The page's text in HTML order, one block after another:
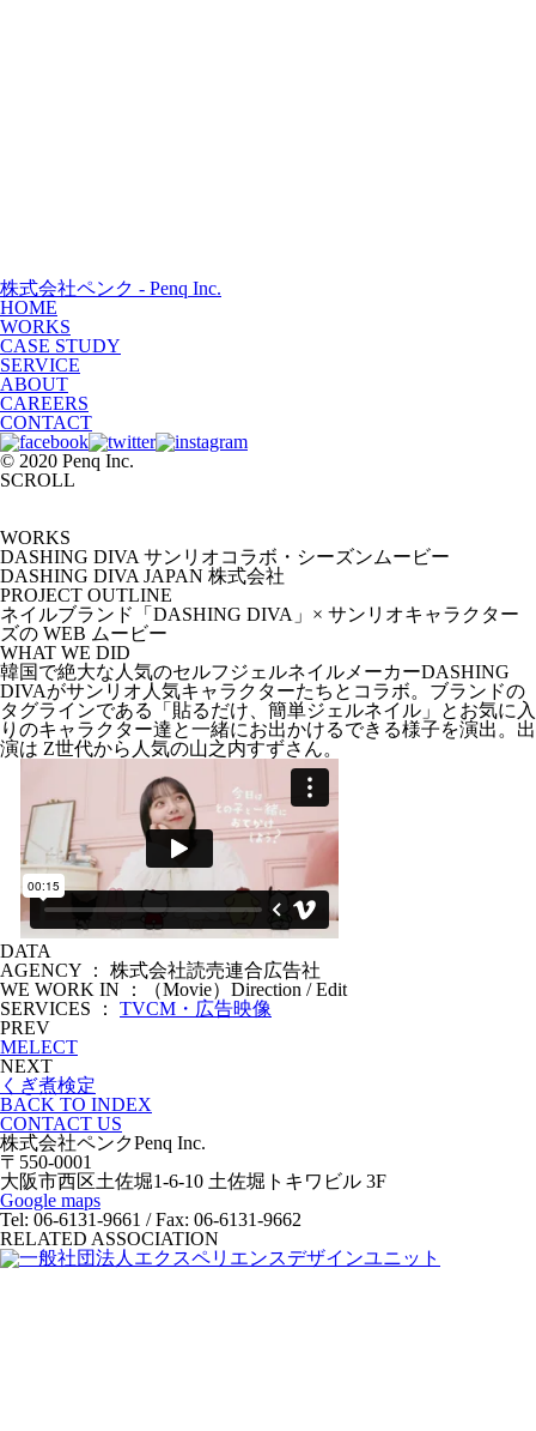
株式会社ペンク - Penq Inc.
HOME
WORKS
CASE STUDY
SERVICE
ABOUT
CAREERS
CONTACT
© 2020 Penq Inc.
SCROLL
WORKS
DASHING DIVA サンリオコラボ・シーズンムービー
DASHING DIVA JAPAN 株式会社
PROJECT OUTLINE
ネイルブランド「DASHING DIVA」× サンリオキャラクター
ズの WEB ムービー
WHAT WE DID
韓国で絶大な人気のセルフジェルネイルメーカーDASHING
DIVAがサンリオ人気キャラクターたちとコラボ。ブランドの
タグラインである「貼るだけ、簡単ジェルネイル」とお気に入
りのキャラクター達と一緒にお出かけるできる様子を演出。出
演は Z世代から人気の山之内すずさん。
DATA
AGENCY ： 株式会社読売連合広告社
WE WORK IN ：（Movie）Direction / Edit
SERVICES ： TVCM・広告映像
PREV
MELECT
NEXT
くぎ煮検定
BACK TO INDEX
CONTACT US
株式会社ペンクPenq Inc.
〒550-0001
大阪市西区土佐堀1-6-10 土佐堀トキワビル 3F
Google maps
Tel: 06-6131-9661 / Fax: 06-6131-9662
RELATED ASSOCIATION